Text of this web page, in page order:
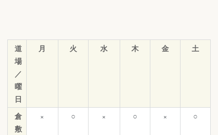
道
場
／
曜
日
月 火 水 木 金 土
倉
敷
× ○ × ○ × ○